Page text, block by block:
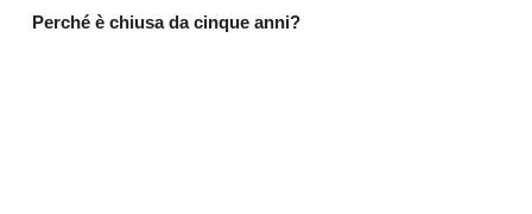
Perché è chiusa da cinque anni?